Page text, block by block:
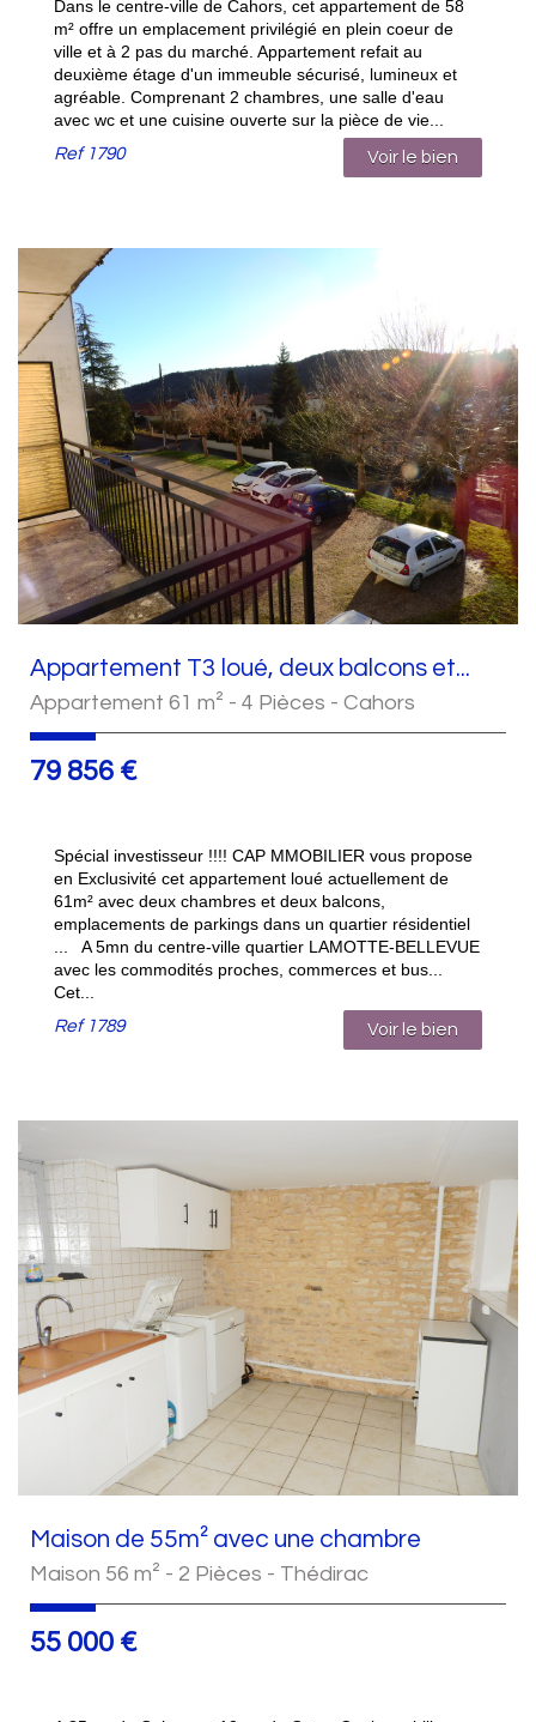
Dans le centre-ville de Cahors, cet appartement de 58
m² offre un emplacement privilégié en plein coeur de
ville et à 2 pas du marché. Appartement refait au
deuxième étage d'un immeuble sécurisé, lumineux et
agréable. Comprenant 2 chambres, une salle d'eau
avec wc et une cuisine ouverte sur la pièce de vie...
Ref1790 Voir le bien
Appartement T3 loué, deux balcons et...
Appartement 61 m² - 4 Pièces - Cahors
79 856 €
Spécial investisseur !!!! CAP MMOBILIER vous propose
en Exclusivité cet appartement loué actuellement de
61m² avec deux chambres et deux balcons,
emplacements de parkings dans un quartier résidentiel
... A 5mn du centre-ville quartier LAMOTTE-BELLEVUE
avec les commodités proches, commerces et bus...
Cet...
Ref1789 Voir le bien
Maison de 55m² avec une chambre
Maison 56 m² - 2 Pièces - Thédirac
55 000 €